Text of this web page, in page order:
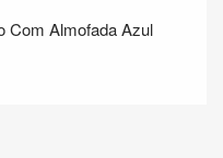
Com Almofada Azul